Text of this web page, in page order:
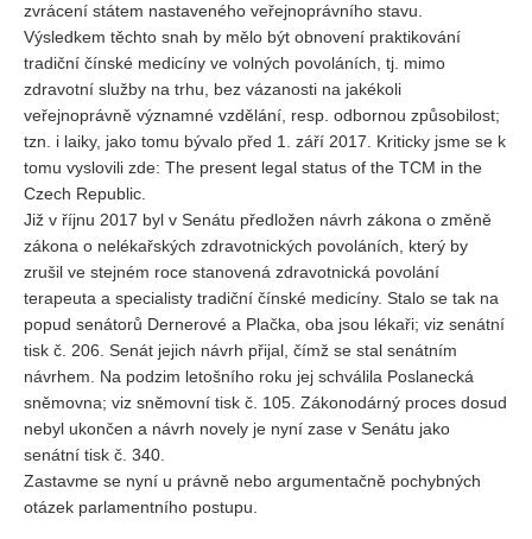
Vydání 1-2/ 2020
Vydání 3-4/ 2019
Vydání 1-2/ 2019
Vydání 4/2018
Vydání 2-3/2018
Vydání 4-2017
Vydání 3-2017
Vydání 2-2017
Vydání 1-2017
Vydání 4-2016
Archiv
EDITOŘI
zvrácení státem nastaveného veřejnoprávního stavu.
Výsledkem těchto snah by mělo být obnovení praktikování
tradiční čínské medicíny ve volných povoláních, tj. mimo
zdravotní služby na trhu, bez vázanosti na jakékoli
veřejnoprávně významné vzdělání, resp. odbornou způsobilost;
tzn. i laiky, jako tomu bývalo před 1. září 2017. Kriticky jsme se k
tomu vyslovili zde: The present legal status of the TCM in the
Czech Republic.
Již v říjnu 2017 byl v Senátu předložen návrh zákona o změně
zákona o nelékařských zdravotnických povoláních, který by
zrušil ve stejném roce stanovená zdravotnická povolání
terapeuta a specialisty tradiční čínské medicíny. Stalo se tak na
popud senátorů Dernerové a Plačka, oba jsou lékaři; viz senátní
tisk č. 206. Senát jejich návrh přijal, čímž se stal senátním
návrhem. Na podzim letošního roku jej schválila Poslanecká
sněmovna; viz sněmovní tisk č. 105. Zákonodárný proces dosud
nebyl ukončen a návrh novely je nyní zase v Senátu jako
senátní tisk č. 340.
Zastavme se nyní u právně nebo argumentačně pochybných
otázek parlamentního postupu.